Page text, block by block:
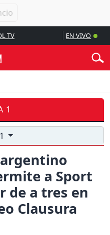
TV EN VIVO
1
a Sport
de a tres en
Clausura